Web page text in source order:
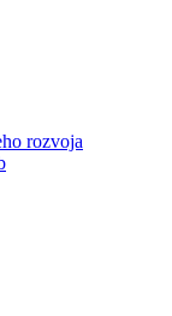
rozvoja